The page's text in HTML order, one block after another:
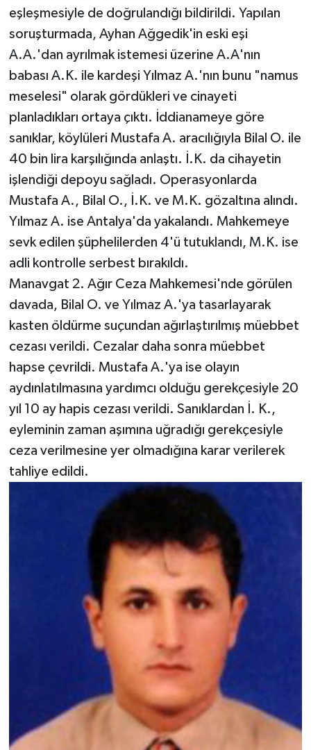
eşleşmesiyle de doğrulandığı bildirildi. Yapılan
soruşturmada, Ayhan Ağgedik'in eski eşi
A.A.'dan ayrılmak istemesi üzerine A.A'nın
babası A.K. ile kardeşi Yılmaz A.'nın bunu "namus
meselesi" olarak gördükleri ve cinayeti
planladıkları ortaya çıktı. İddianameye göre
sanıklar, köylüleri Mustafa A. aracılığıyla Bilal O. ile
40 bin lira karşılığında anlaştı. İ.K. da cihayetin
işlendiği depoyu sağladı. Operasyonlarda
Mustafa A., Bilal O., İ.K. ve M.K. gözaltına alındı.
Yılmaz A. ise Antalya'da yakalandı. Mahkemeye
sevk edilen şüphelilerden 4'ü tutuklandı, M.K. ise
adli kontrolle serbest bırakıldı.
Manavgat 2. Ağır Ceza Mahkemesi'nde görülen
davada, Bilal O. ve Yılmaz A.'ya tasarlayarak
kasten öldürme suçundan ağırlaştırılmış müebbet
cezası verildi. Cezalar daha sonra müebbet
hapse çevrildi. Mustafa A.'ya ise olayın
aydınlatılmasına yardımcı olduğu gerekçesiyle 20
yıl 10 ay hapis cezası verildi. Sanıklardan İ. K.,
eyleminin zaman aşımına uğradığı gerekçesiyle
ceza verilmesine yer olmadığına karar verilerek
tahliye edildi.